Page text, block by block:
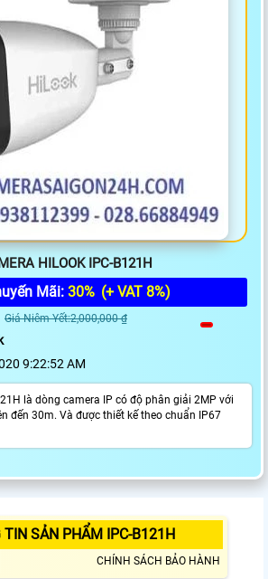
HILOOK IPC-B121H
Mãi: 30% (+ VAT 8%)
Giá Niêm Yết:2,000,000 ₫
9:22:52 AM
là dòng camera IP có độ phân giải 2MP với
đến 30m. Và được thiết kế theo chuẩn IP67
TIN SẢN PHẨM IPC-B121H
CHÍNH SÁCH BẢO HÀNH